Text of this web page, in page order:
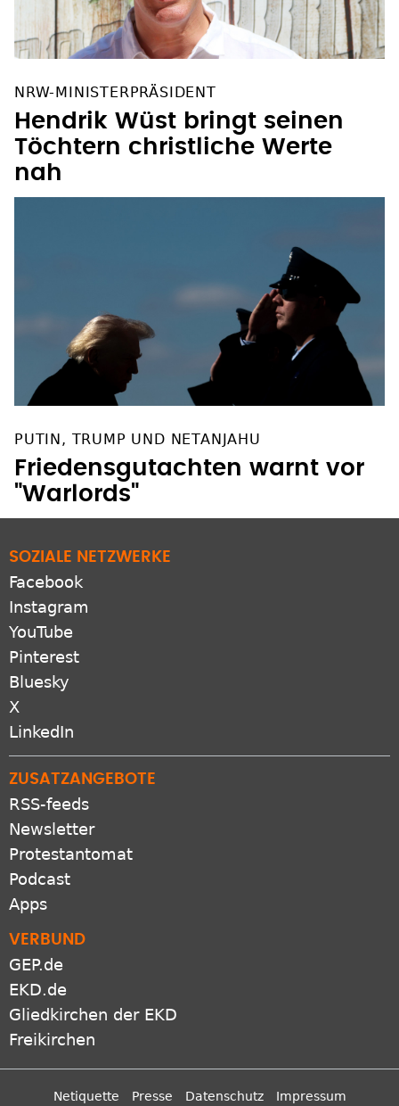
NRW-MINISTERPRÄSIDENT
Hendrik Wüst bringt seinen
Töchtern christliche Werte
nah
PUTIN, TRUMP UND NETANJAHU
Friedensgutachten warnt vor
"Warlords"
SOZIALE NETZWERKE
Facebook
Instagram
YouTube
Pinterest
Bluesky
X
LinkedIn
ZUSATZANGEBOTE
RSS-feeds
Newsletter
Protestantomat
Podcast
Apps
VERBUND
GEP.de
EKD.de
Gliedkirchen der EKD
Freikirchen
Netiquette Presse Datenschutz Impressum